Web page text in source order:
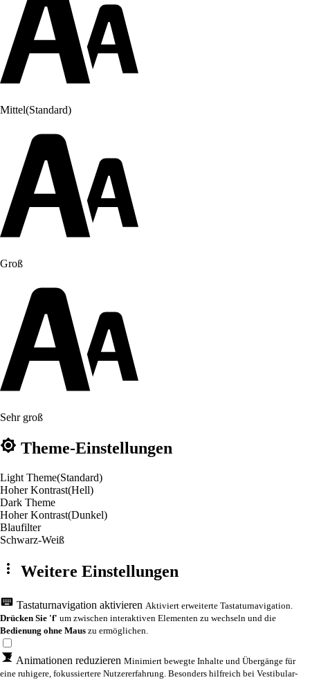
Mittel(Standard)
Groß
Sehr groß
Theme-Einstellungen
Light Theme(Standard)
Hoher Kontrast(Hell)
Dark Theme
Hoher Kontrast(Dunkel)
Blaufilter
Schwarz-Weiß
Weitere Einstellungen
Tastaturnavigation aktivieren Aktiviert erweiterte Tastaturnavigation.
Drücken Sie 'f' um zwischen interaktiven Elementen zu wechseln und die
Bedienung ohne Maus zu ermöglichen.
Animationen reduzieren Minimiert bewegte Inhalte und Übergänge für
eine ruhigere, fokussiertere Nutzererfahrung. Besonders hilfreich bei Vestibular-